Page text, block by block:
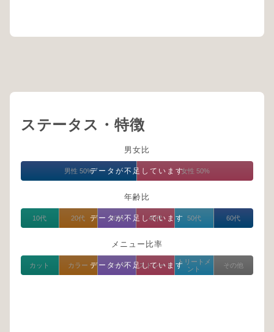
ステータス・特徴
男女比
データが不足しています
男性 50% 女性 50%
年齢比
データが不足しています
10代 20代 30代 40代 50代 60代
メニュー比率
データが不足しています
カット カラー パーマ ストレート
トリートメ
ント
その他